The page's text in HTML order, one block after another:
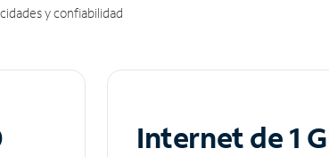
y confiabilidad
Internet de 1